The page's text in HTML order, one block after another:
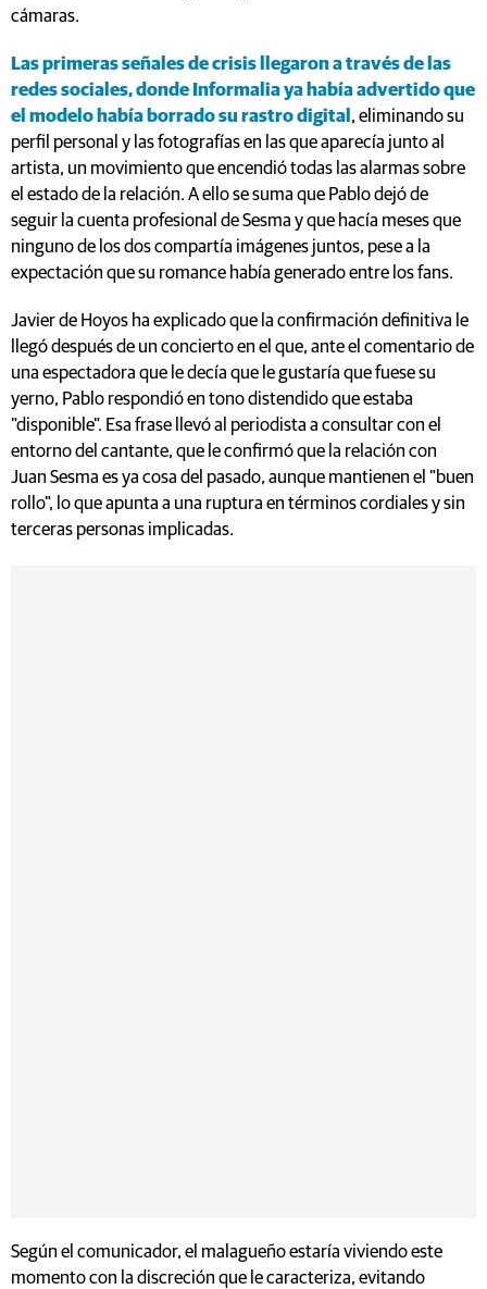
cámaras.
Las primeras señales de crisis llegaron a través de las
redes sociales, donde Informalia ya había advertido que
el modelo había borrado su rastro digital , eliminando su
perfil personal y las fotografías en las que aparecía junto al
artista, un movimiento que encendió todas las alarmas sobre
el estado de la relación. A ello se suma que Pablo dejó de
seguir la cuenta profesional de Sesma y que hacía meses que
ninguno de los dos compartía imágenes juntos, pese a la
expectación que su romance había generado entre los fans.
Javier de Hoyos ha explicado que la confirmación definitiva le
llegó después de un concierto en el que, ante el comentario de
una espectadora que le decía que le gustaría que fuese su
yerno, Pablo respondió en tono distendido que estaba
"disponible". Esa frase llevó al periodista a consultar con el
entorno del cantante, que le confirmó que la relación con
Juan Sesma es ya cosa del pasado, aunque mantienen el "buen
rollo", lo que apunta a una ruptura en términos cordiales y sin
terceras personas implicadas.
Según el comunicador, el malagueño estaría viviendo este
momento con la discreción que le caracteriza, evitando